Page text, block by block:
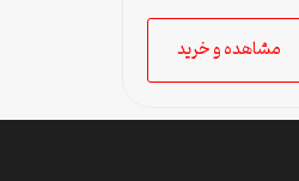
مشاهده و خرید